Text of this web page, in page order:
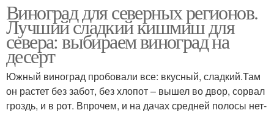
Виноград для северных регионов.
Лучший сладкий кишмиш для
севера: выбираем виноград на
десерт
Южный виноград пробовали все: вкусный, сладкий.Там
он растет без забот, без хлопот – вышел во двор, сорвал
гроздь, и в рот. Впрочем, и на дачах средней полосы нет-